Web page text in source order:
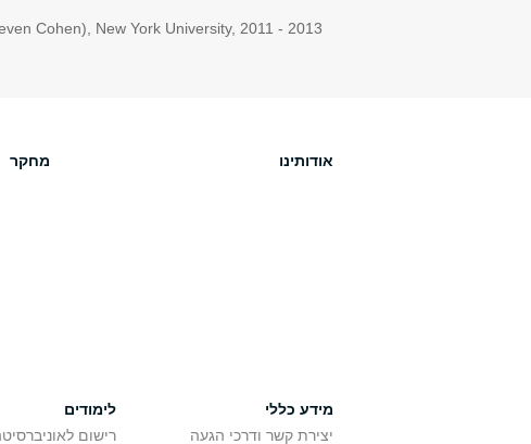
Cohen), New York University, 2011 - 2013
אודותינו מחקר
מידע כללי
יצירת קשר ודרכי הגעה
לימודים
רישום